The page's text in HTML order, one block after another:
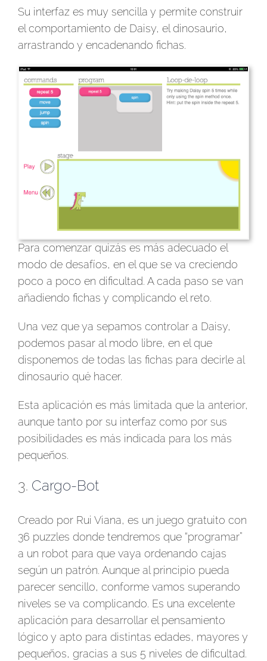
Su interfaz es muy sencilla y permite construir
el comportamiento de Daisy, el dinosaurio,
arrastrando y encadenando fichas.
Para comenzar quizás es más adecuado el
modo de desafíos, en el que se va creciendo
poco a poco en dificultad. A cada paso se van
añadiendo fichas y complicando el reto.
Una vez que ya sepamos controlar a Daisy,
podemos pasar al modo libre, en el que
disponemos de todas las fichas para decirle al
dinosaurio qué hacer.
Esta aplicación es más limitada que la anterior,
aunque tanto por su interfaz como por sus
posibilidades es más indicada para los más
pequeños.
3. Cargo-Bot
Creado por Rui Viana, es un juego gratuito con
36 puzzles donde tendremos que “programar”
a un robot para que vaya ordenando cajas
según un patrón. Aunque al principio pueda
parecer sencillo, conforme vamos superando
niveles se va complicando. Es una excelente
aplicación para desarrollar el pensamiento
lógico y apto para distintas edades, mayores y
pequeños, gracias a sus 5 niveles de dificultad.